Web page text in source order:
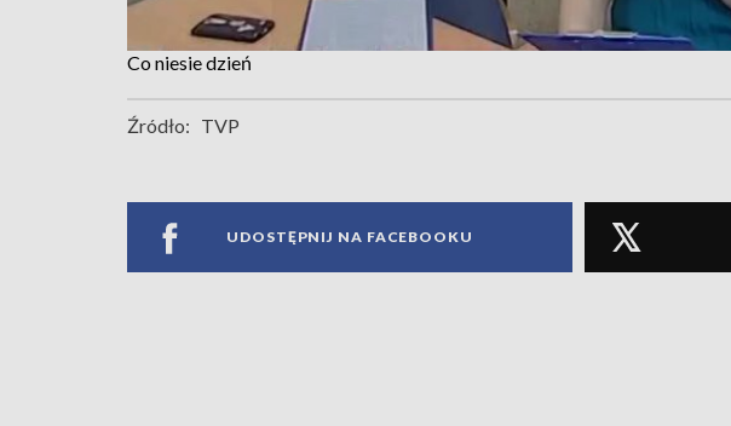
Co niesie dzień
Źródło: TVP
UDOSTĘPNIJ NA FACEBOOKU